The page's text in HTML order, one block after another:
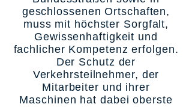
geschlossenen Ortschaften,
muss mit höchster Sorgfalt,
Gewissenhaftigkeit und
fachlicher Kompetenz erfolgen.
Der Schutz der
Verkehrsteilnehmer, der
Mitarbeiter und ihrer
Maschinen hat dabei oberste